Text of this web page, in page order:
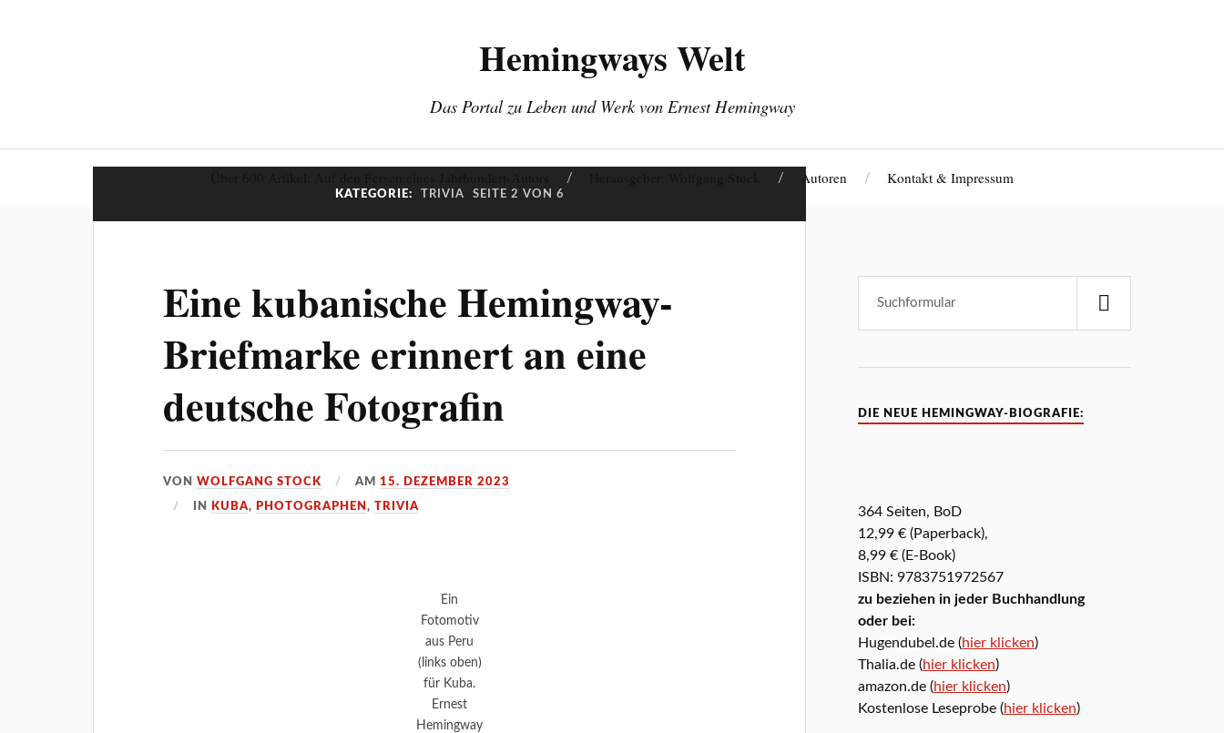
Hemingways Welt
Das Portal zu Leben und Werk von Ernest Hemingway
Autoren Kontakt & Impressum
KATEGORIE: TRIVIA SEITE 2 VON 6
Eine kubanische Hemingway-
Briefmarke erinnert an eine
deutsche Fotografin
VONWOLFGANG STOCK AM15. DEZEMBER 2023
IN KUBA, PHOTOGRAPHEN,TRIVIA
Ein
Fotomotiv
aus Peru
(links oben)
für Kuba.
Ernest
Hemingway
DIE NEUE HEMINGWAY-BIOGRAFIE:
364 Seiten, BoD
12,99 € (Paperback),
8,99 € (E-Book)
ISBN: 9783751972567
zu beziehen in jeder Buchhandlung
oder bei:
Hugendubel.de (hier klicken)
Thalia.de (hier klicken)
amazon.de (hier klicken)
Kostenlose Leseprobe (hier klicken)